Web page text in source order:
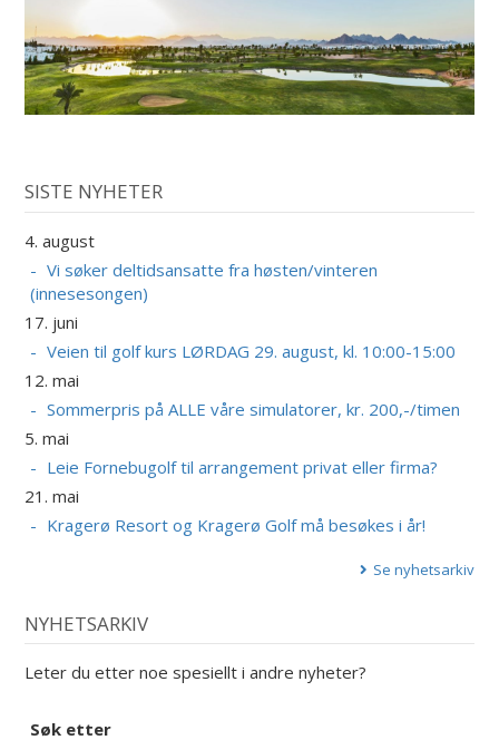
SISTE NYHETER
4. august
Vi søker deltidsansatte fra høsten/vinteren
(innesesongen)
17. juni
Veien til golf kurs LØRDAG 29. august, kl. 10:00-15:00
12. mai
Sommerpris på ALLE våre simulatorer, kr. 200,-/timen
5. mai
Leie Fornebugolf til arrangement privat eller firma?
21. mai
Kragerø Resort og Kragerø Golf må besøkes i år!
Se nyhetsarkiv
NYHETSARKIV
Leter du etter noe spesiellt i andre nyheter?
Søk etter